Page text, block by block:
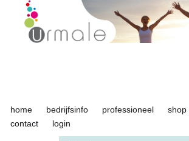
en naar
de inhoud
gaan
Urmale
home bedrijfsinfo professioneel shop
contact
login